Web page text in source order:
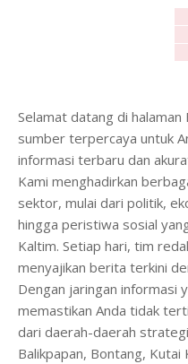
Selamat datang di
sumber terpercaya untuk
informasi terbaru dan
Kami menghadirkan
sektor, mulai dari politik,
hingga peristiwa sosial
Kaltim. Setiap hari, tim
menyajikan berita terkini
Dengan jaringan informasi
memastikan Anda tidak
dari daerah-daerah
Balikpapan, Bontang,